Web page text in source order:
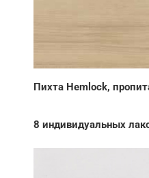
Пихта Hemlock,
8 индивидуальных